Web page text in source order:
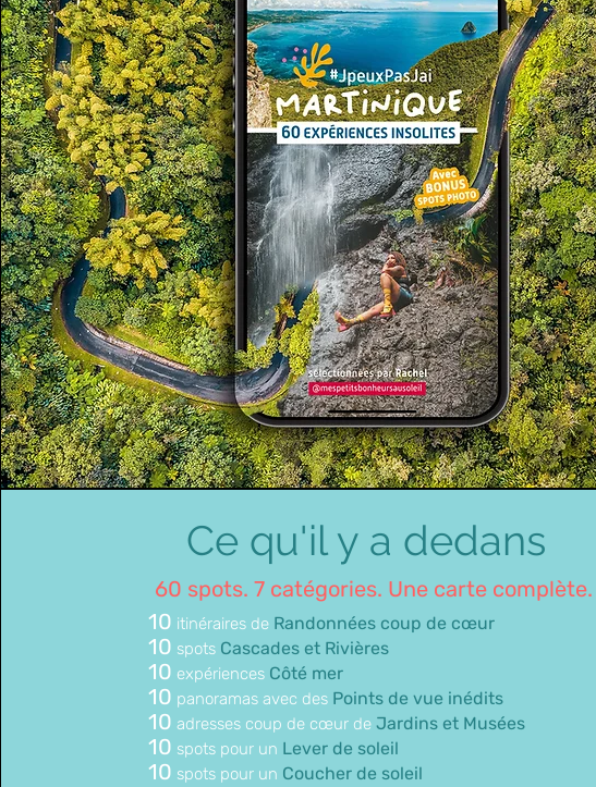
Ce qu'il y a dedans
60 spots. 7 catégories. Une carte complète.
10 itinéraires de Randonnées coup de cœur
10 spots Cascades et Rivières
10 expériences Côté mer
10 panoramas avec des Points de vue inédits
10 adresses coup de cœur de Jardins et Musées
10 spots pour un Lever de soleil
10 spots pour un Coucher de soleil